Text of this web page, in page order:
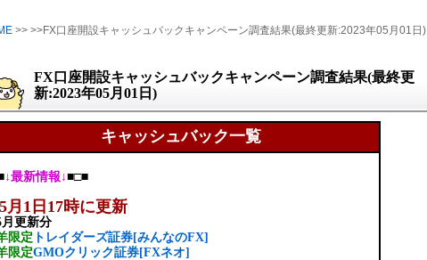
>> >>FX口座開設キャッシュバックキャンペーン調査結果(最終更新:2023年05月01日)
FX口座開設キャッシュバックキャンペーン調査結果(最終更
新:2023年05月01日)
キャッシュバック一覧
↓最新情報↓■□■
5月1日17時に更新
更新分
限定 トレイダーズ証券[みんなのFX]
限定GMOクリック証券[FXネオ]